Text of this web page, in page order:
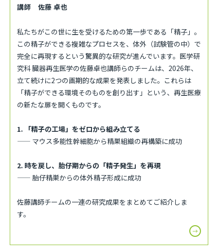
講師 佐藤 卓也
私たちがこの世に生を受けるための第一歩である「精子」。
この精子ができる複雑なプロセスを、体外（試験管の中）で
完全に再現するという驚異的な研究が進んでいます。医学研
究科 臓器再生医学の佐藤卓也講師らのチームは、2026年、
立て続けに2つの画期的な成果を発表しました。これらは
「精子ができる環境そのものを創り出す」という、再生医療
の新たな扉を開くものです。
1. 「精子の工場」をゼロから組み立てる
—— マウス多能性幹細胞から精巣組織の再構築に成功
2. 時を戻し、胎仔期からの「精子発生」を再現
—— 胎仔精巣からの体外精子形成に成功
佐藤講師チームの一連の研究成果をまとめてご紹介しま
す。